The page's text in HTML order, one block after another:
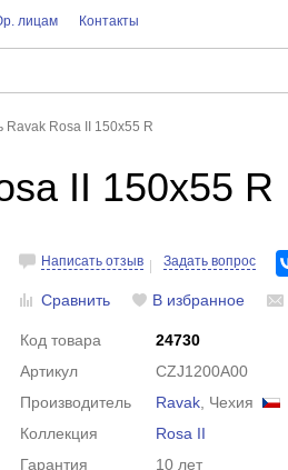
лицам Контакты
Rosa II 150х55 R
II 150х55 R
Написать отзыв Задать вопрос
Сравнить В избранное
Код товара
24730
Артикул
CZJ1200A00
Производитель
Ravak , Чехия
Коллекция
Rosa II
Гарантия
10 лет